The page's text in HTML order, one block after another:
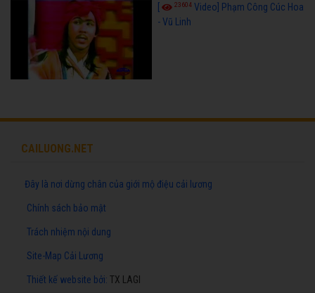
23604 Video] Phạm Công Cúc Hoa
- Vũ Linh
CAILUONG.NET
Đây là nơi dừng chân của giới mộ điệu cải lương
Chính sách bảo mật
Trách nhiệm nội dung
Site-Map Cải Lương
Thiết kế website bởi: TX LAGI